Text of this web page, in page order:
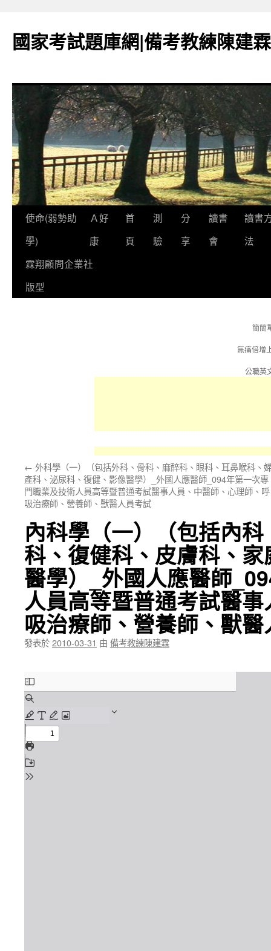
國家考試題庫網|備考教練陳建霖
跳使命(弱勢助
學)
Ａ好
康
首
頁
測
驗
分
享
讀書
會
讀書
法
霖翔顧問企業社
版型
簡簡
無痛倍增
公職英
← 外科學（一）（包括外科、骨科、麻醉科、眼科、耳鼻喉科、
產科、泌尿科、復健、影像醫學）_外國人應醫師_094年第一次專
門職業及技術人員高等暨普通考試醫事人員、中醫師、心理師、呼
吸治療師、營養師、獸醫人員考試
內科學（一）（包括內
科、復健科、皮膚科、
醫學）_外國人應醫師
人員高等暨普通考試醫
吸治療師、營養師、獸
發表於2010-03-31 由 備考教練陳建霖